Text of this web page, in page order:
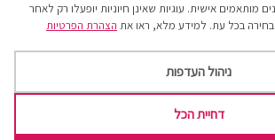
מותאמים אישית. עוגיות שאינן חיוניות יופעלו רק לאחר
בכל עת. למידע מלא, ראו את הצהרת הפרטיות
ניהול העדפות
דחיית הכל